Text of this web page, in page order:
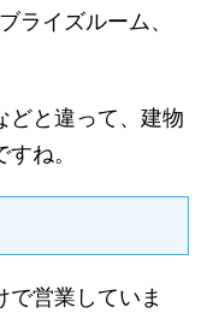
ライズルーム、
どと違って、建物
ね。
営業していま